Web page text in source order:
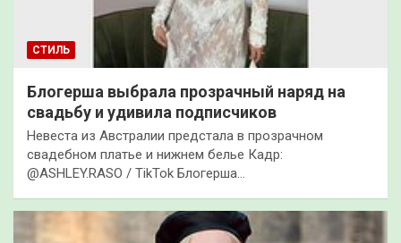
СТИЛЬ
Блогерша выбрала прозрачный наряд на
свадьбу и удивила подписчиков
Невеста из Австралии предстала в прозрачном
свадебном платье и нижнем белье Кадр:
@ASHLEY.RASO / TikTok Блогерша…